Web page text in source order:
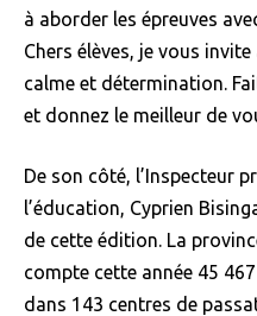
à aborder les épreuves
Chers élèves, je vous
calme et détermination.
et donnez le meilleur de
De son côté, l’Inspecteur
l’éducation, Cyprien
de cette édition. La
compte cette année 45
dans 143 centres de